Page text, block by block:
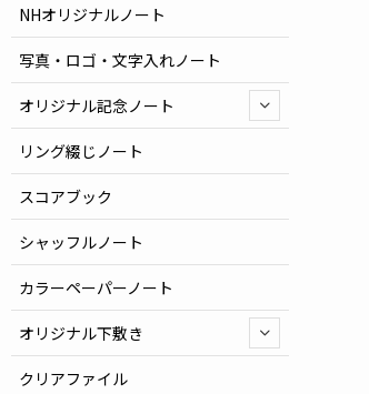
NHオリジナルノート
写真・ロゴ・文字入れノート
オリジナル記念ノート
リング綴じノート
スコアブック
シャッフルノート
カラーペーパーノート
オリジナル下敷き
クリアファイル